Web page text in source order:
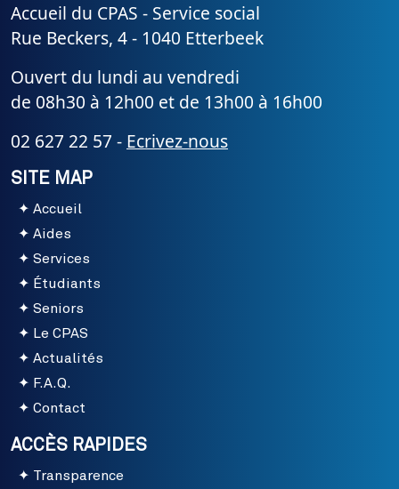
Accueil du CPAS - Service social
Rue Beckers, 4 - 1040 Etterbeek
Ouvert du lundi au vendredi
de 08h30 à 12h00 et de 13h00 à 16h00
02 627 22 57 - Ecrivez-nous
SITE MAP
Accueil
Aides
Services
Étudiants
Seniors
Le CPAS
Actualités
F.A.Q.
Contact
ACCÈS RAPIDES
Transparence